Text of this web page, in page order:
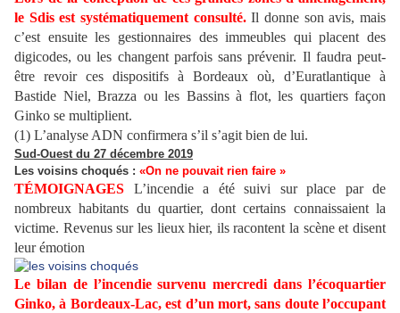
le Sdis est systématiquement consulté. Il donne son avis, mais
c’est ensuite les gestionnaires des immeubles qui placent des
digicodes, ou les changent parfois sans prévenir. Il faudra peut-
être revoir ces dispositifs à Bordeaux où, d’Euratlantique à
Bastide Niel, Brazza ou les Bassins à flot, les quartiers façon
Ginko se multiplient.
(1) L’analyse ADN confirmera s’il s’agit bien de lui.
Sud-Ouest du 27 décembre 2019
Les voisins choqués : «On ne pouvait rien faire »
TÉMOIGNAGES L’incendie a été suivi sur place par de
nombreux habitants du quartier, dont certains connaissaient la
victime. Revenus sur les lieux hier, ils racontent la scène et disent
leur émotion
Le bilan de l’incendie survenu mercredi dans l’écoquartier
Ginko, à Bordeaux-Lac, est d’un mort, sans doute l’occupant